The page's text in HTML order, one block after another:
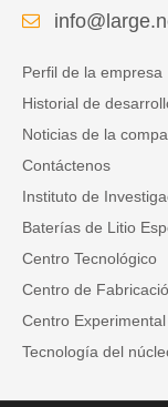
Perfil de la empresa
Historial de
Noticias de la
Contáctenos
Instituto de
Baterías de Litio
Centro Tecnológico
Centro de
Centro Experimental
Tecnología del